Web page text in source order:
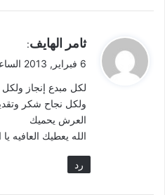
ي
ق
ل
ثامر الهايف:
6 فبراير, 2013 الساعة 11:43 م
لكل مبدع إنجاز
ولكل نجاح شكر
العرش يحميك
الله يعطيك العافيه
رد